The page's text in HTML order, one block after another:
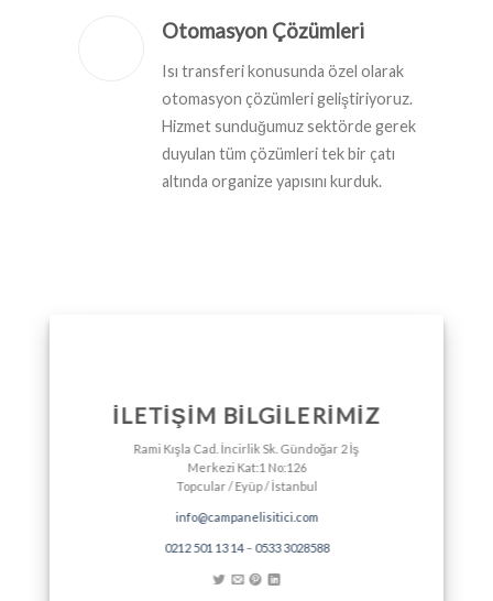
Otomasyon Çözümleri
Isı transferi konusunda özel olarak
otomasyon çözümleri geliştiriyoruz.
Hizmet sunduğumuz sektörde gerek
duyulan tüm çözümleri tek bir çatı
altında organize yapısını kurduk.
İLETİŞİM BİLGİLERİMİZ
Rami Kışla Cad. İncirlik Sk. Gündoğar 2 İş
Merkezi Kat:1 No:126
Topcular / Eyüp / İstanbul
info@campanelisitici.com
0212 501 13 14– 0533 3028588